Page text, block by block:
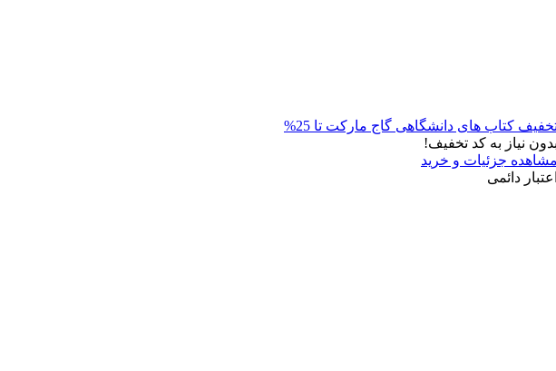
کتاب های دانشگاهی گاج مارکت تا 25%
نیاز به کد تخفیف!
جزئیات و خرید
دائمی